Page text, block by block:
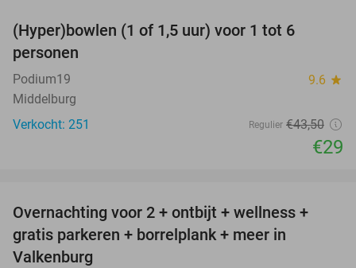
(Hyper)bowlen (1 of 1,5 uur) voor 1 tot 6
personen
Podium19 9.6 star
Middelburg
Verkocht: 251
Regulier €43,50
€29
33%
Overnachting voor 2 + ontbijt + wellness +
gratis parkeren + borrelplank + meer in
Valkenburg